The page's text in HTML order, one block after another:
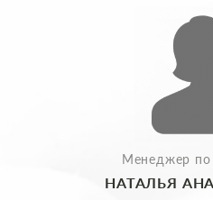
Менеджер
НАТАЛЬЯ